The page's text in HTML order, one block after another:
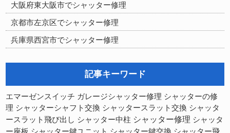
大阪府東大阪市でシャッター修理
京都市左京区でシャッター修理
兵庫県西宮市でシャッター修理
記事キーワード
エマーゼンスイッチ ガレージシャッター修理 シャッターの修
理 シャッターシャフト交換 シャッタースラット交換 シャッタ
ースラット飛び出し シャッター中柱 シャッター修理 シャッタ